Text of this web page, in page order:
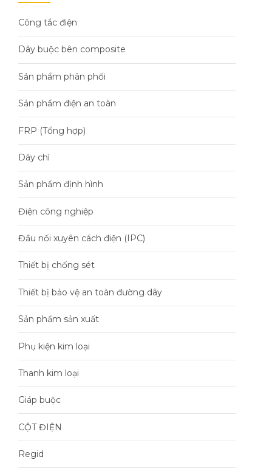
Công tắc điện
Dây buộc bên composite
Sản phẩm phân phối
Sản phẩm điện an toàn
FRP (Tổng hợp)
Dây chì
Sản phẩm định hình
Điện công nghiệp
Đầu nối xuyên cách điện (IPC)
Thiết bị chống sét
Thiết bị bảo vệ an toàn đường dây
Sản phẩm sản xuất
Phụ kiện kim loại
Thanh kim loại
Giáp buộc
CỘT ĐIỆN
Regid